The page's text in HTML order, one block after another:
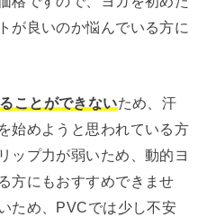
が良いのか悩んでいる方に
ことができないため、汗
始めようと思われている方
ップ力が弱いため、動的ヨ
方にもおすすめできませ
ため、PVCでは少し不安